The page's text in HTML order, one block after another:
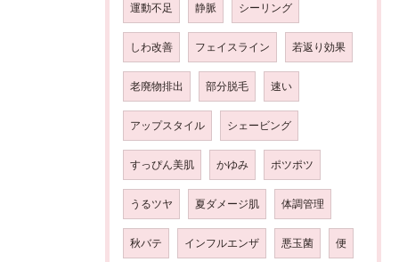
運動不足 静脈 シーリング
しわ改善 フェイスライン 若返り効果
老廃物排出 部分脱毛 速い
アップスタイル シェービング
すっぴん美肌 かゆみ ポツポツ
うるツヤ 夏ダメージ肌 体調管理
秋バテ インフルエンザ 悪玉菌 便